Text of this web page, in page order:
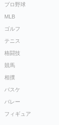
プロ野球
MLB
ゴルフ
テニス
格闘技
競馬
相撲
バスケ
バレー
フィギュア